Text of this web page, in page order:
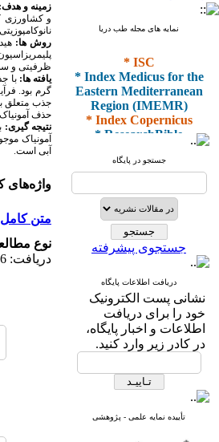
نمایه های مجله طب دریا
* ISC
* Index Medicus for the
Eastern Mediterranean
Region (IMEMR)
* Index Copernicus
* ResearchBible
* I2OR
* ROAD
* Scientific Indexing
Services
* SID
* Magiran
* Google Scholar
و دارای رتبه علمی
پژوهشی
از کمیسیون نشریات
وزارت بهداشت و درمان
* Index Medicus for the
جستجو در پایگاه
جستجوی پیشرفته
دریافت اطلاعات پایگاه
نشانی پست الکترونیک
خود را برای دریافت
اطلاعات و اخبار پایگاه،
در کادر زیر وارد کنید.
تأییده نمایه علمی - پژوهشی
زمینه و هدف:
و کشاورزی
روش ها:
ظرفیتی و
یافته ها: با
گرم بود.
جذب متعلق
حذف آمونیاک از هر دو پساب 15 درجه
نتیجه گیری:
آمونیاک
آبی است.
واژه‌های
متن کامل
نوع
دریافت: 1400/7/26 | پذیرش: 1400/8/26 | انتشار: 1400/9/10